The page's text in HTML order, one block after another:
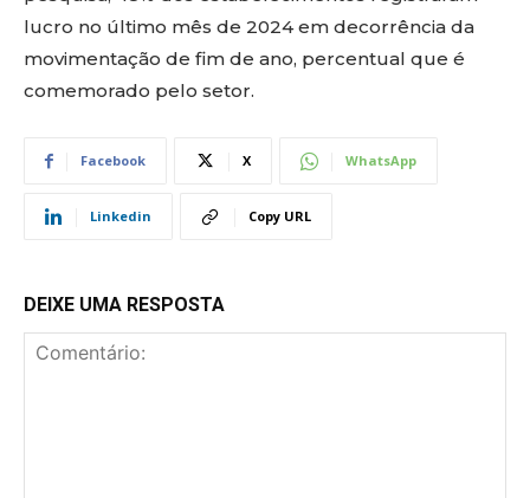
lucro no último mês de 2024 em decorrência da
movimentação de fim de ano, percentual que é
comemorado pelo setor.
Facebook X WhatsApp
Linkedin Copy URL
DEIXE UMA RESPOSTA